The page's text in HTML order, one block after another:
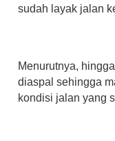
sudah layak jalan
Menurutnya,
diaspal sehingga
kondisi jalan yang